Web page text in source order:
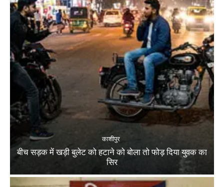
काशीपुर
बीच सड़क में खड़ी बुलेट को हटाने को बोला तो फोड़ दिया युवक का
सिर